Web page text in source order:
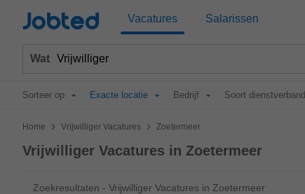
Jobted Vacatures Salarissen
Wat
Sorteer op Exacte locatie Bedrijf Soort dienstverband
Home > Vrijwilliger Vacatures > Zoetermeer
Vrijwilliger Vacatures in Zoetermeer
Zoekresultaten - Vrijwilliger Vacatures in Zoetermeer